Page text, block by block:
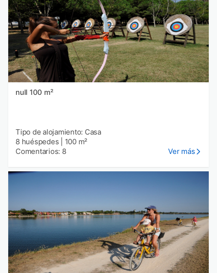
null 100 m²
Tipo de alojamiento: Casa
8 huéspedes
100 m²
Comentarios: 8
Ver más